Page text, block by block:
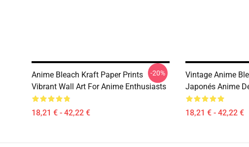
Anime Bleach Kraft Paper Prints
Vibrant Wall Art For Anime Enthusiasts
18,21 € - 42,22 €
-20%
Vintage Anime
Japonés Anime
18,21 € - 42,22 €